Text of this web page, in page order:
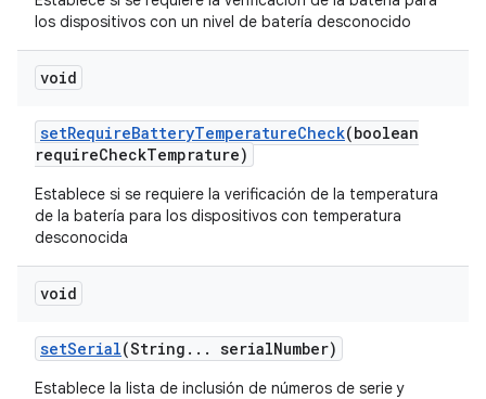
los dispositivos con un nivel de batería desconocido
void
setRequireBatteryTemperatureCheck(boolean
requireCheckTemprature)
Establece si se requiere la verificación de la temperatura
de la batería para los dispositivos con temperatura
desconocida
void
setSerial(String . . . serialNumber)
Establece la lista de inclusión de números de serie y